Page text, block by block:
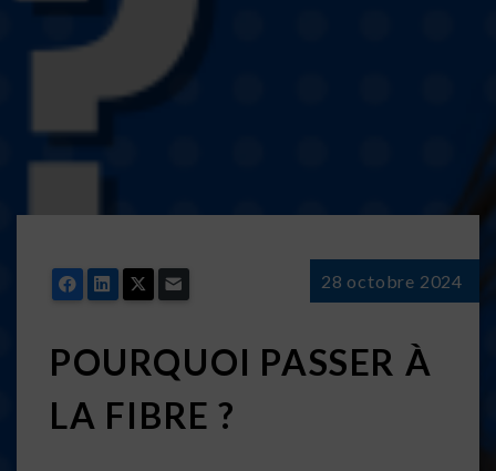
FacebookLinkedIn 28 octobre 2024
POURQUOI PASSER À
LA FIBRE ?